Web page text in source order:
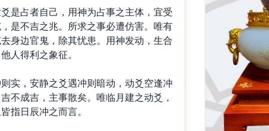
占者自己，用神为占事之主体，宜受
是不吉之兆。所求之事必遭仿害。唯有
身边官鬼，除其忧患。用神发动，生合
人得利之象征。
，安静之爻遇冲则暗动，动爻空逢冲
不成吉，主事散矣。唯临月建之动爻，
指日辰冲之而言。